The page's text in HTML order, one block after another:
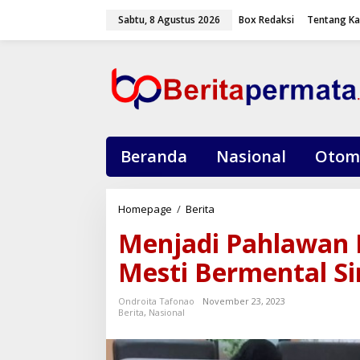
w
Sabtu, 8 Agustus 2026 Box Redaksi Tentang
Beranda Nasional
Homepage / Berita
n
j
a
i
a
h
Menjadi Pahlawan
Mesti Bermental
Ondroita Tafonao
November 23, 2023
Berita, Nasional